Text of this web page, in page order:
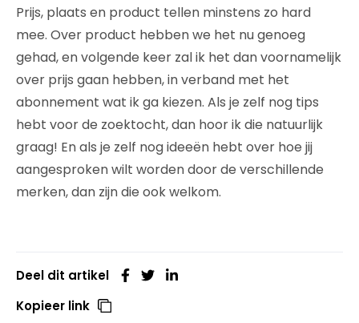
Prijs, plaats en product tellen minstens zo hard
mee. Over product hebben we het nu genoeg
gehad, en volgende keer zal ik het dan voornamelijk
over prijs gaan hebben, in verband met het
abonnement wat ik ga kiezen. Als je zelf nog tips
hebt voor de zoektocht, dan hoor ik die natuurlijk
graag! En als je zelf nog ideeën hebt over hoe jij
aangesproken wilt worden door de verschillende
merken, dan zijn die ook welkom.
Deel dit artikel
Kopieer link